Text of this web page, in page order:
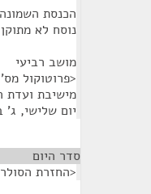
הכנסת
נוסח לא מתוקן
מושב רביעי
<פרוטוקול מס' 674>
מישיבת ועדת
יום שלישי, ג' בכסלו
סדר היום
<החזרת